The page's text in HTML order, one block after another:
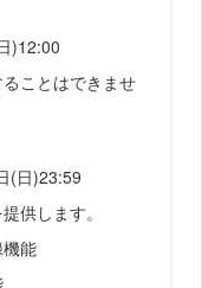
)12:00
ことはできませ
(日)23:59
供します。
能